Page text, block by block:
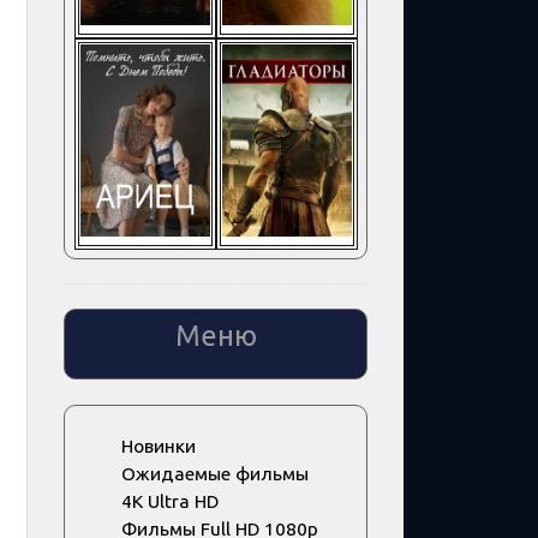
Меню
Новинки
Ожидаемые фильмы
4K Ultra HD
Фильмы Full HD 1080p